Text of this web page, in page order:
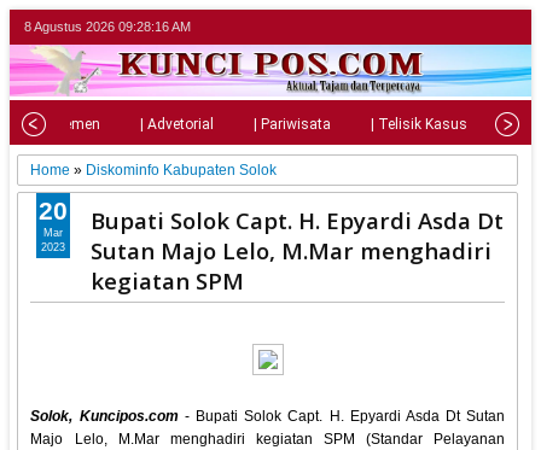
8 Agustus 2026 09:28:17 AM
| Parlemen | Advetorial | Pariwisata | Telisik Kasus |
Home » Diskominfo Kabupaten Solok
Bupati Solok Capt. H. Epyardi Asda Dt
Sutan Majo Lelo, M.Mar menghadiri
kegiatan SPM
Solok, Kuncipos.com- Bupati Solok Capt. H. Epyardi Asda Dt Sutan
Majo Lelo, M.Mar menghadiri kegiatan SPM (Standar Pelayanan
20
Mar
2023